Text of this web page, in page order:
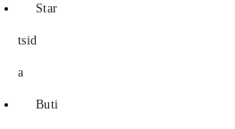
Star
tsid
a
Buti